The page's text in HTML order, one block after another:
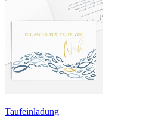
Taufeinladung